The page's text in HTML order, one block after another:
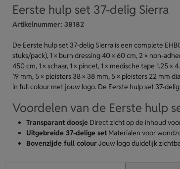
Eerste hulp set 37-delig Sierra
Artikelnummer: 38182
De Eerste hulp set 37-delig Sierra is een complete
stuks/pack), 1 × burn dressing 40 × 60 cm, 2 × non-
450 cm, 1 × schaar, 1 × pincet, 1 × medische tape 1.25
19 mm, 5 × pleisters 38 × 38 mm, 5 × pleisters 22 mm
in full colour met jouw logo. De Eerste hulp set 37-
Voordelen van de Eerste hulp
Transparant doosjeDirect zicht op de inhoud
Uitgebreide 37-delige setMaterialen voor
Bovenzijde full colourJouw logo duidelijk